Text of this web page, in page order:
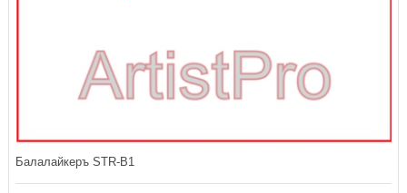
Балалайкеръ STR-B1